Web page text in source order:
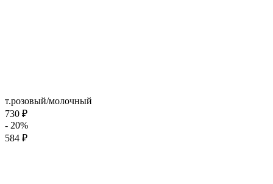
т.розовый/молочный
730 ₽
- 20%
584 ₽